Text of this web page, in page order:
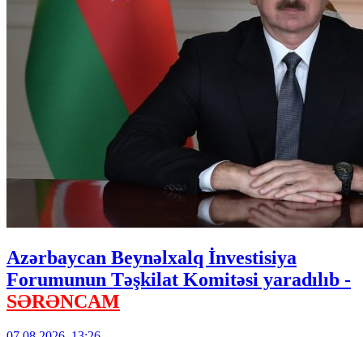
Azərbaycan Beynəlxalq İnvestisiya
Forumunun Təşkilat Komitəsi yaradılıb -
SƏRƏNCAM